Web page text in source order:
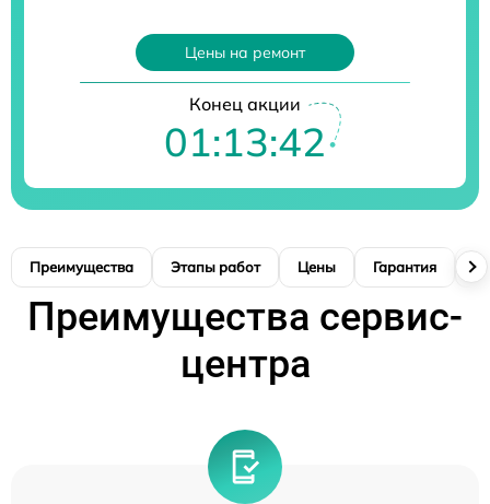
Цены на ремонт
Конец акции
01:13:41
Преимущества Этапы работ Цены Гарантия
Преимущества сервис-
центра